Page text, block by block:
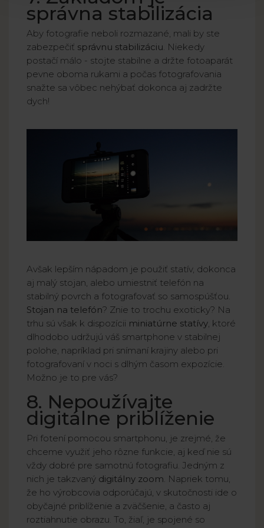
správna stabilizácia
Aby fotografie neboli rozmazané, mali by ste
zabezpečiť správnu stabilizáciu . Niekedy
postačí málo - stojte stabilne a držte fotoaparát
pevne oboma rukami a počas fotografovania
snažte sa vôbec nehýbať dokonca aj zadržte
dych!
Avšak lepším nápadom je použiť statív, dokonca
aj malý stojan, alebo umiestniť telefón na
stabilný povrch a fotografovať so samospúšťou.
Stojan na telefón? Znie to trochu exoticky? Na
trhu sú však k dispozícii miniatúrne statívy , ktoré
dlhodobo udržujú váš smartphone v stabilnej
polohe, napríklad pri snímaní krajiny alebo pri
fotografovaní v noci s dlhým časom expozície.
Možno je to pre vás?
8. Nepoužívajte
digitálne priblíženie
Pri fotení pomocou smartphonu, je zrejmé, že
chceme využiť jeho rôzne funkcie, aj keď nie sú
vždy dobré pre samotnú fotografiu. Jedným z
nich je takzvaný digitálny zoom . Napriek tomu,
že ho výrobcovia odporúčajú, v skutočnosti ide o
obyčajné priblíženie a zväčšenie, a často aj
roztiahnutie obrazu. To, žiaľ, je spojené so